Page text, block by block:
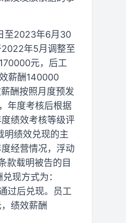
至2023年6月30
2022年5月调整至
元，后工
薪酬140000
酬按照月度预发
年度考核后根据
绩效考核等级评
明绩效兑现的主
经营情况，浮动
款载明被告的目
现方式为：
过后兑现。员工
绩效薪酬